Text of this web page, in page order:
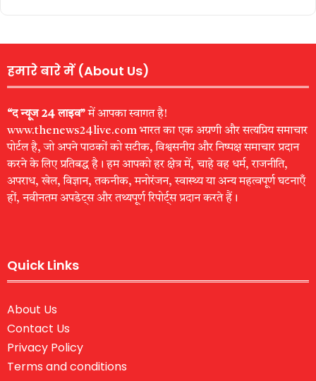
हमारे बारे में (About Us)
“द न्यूज 24 लाइव”में आपका स्वागत है!
www.thenews24live.com भारत का एक अग्रणी और सत्यप्रिय समाचार
पोर्टल है, जो अपने पाठकों को सटीक, विश्वसनीय और निष्पक्ष समाचार प्रदान
करने के लिए प्रतिबद्ध है। हम आपको हर क्षेत्र में, चाहे वह धर्म, राजनीति,
अपराध, खेल, विज्ञान, तकनीक, मनोरंजन, स्वास्थ्य या अन्य महत्वपूर्ण घटनाएँ
हों, नवीनतम अपडेट्स और तथ्यपूर्ण रिपोर्ट्स प्रदान करते हैं।
Quick Links
About Us
Contact Us
Privacy Policy
Terms and conditions